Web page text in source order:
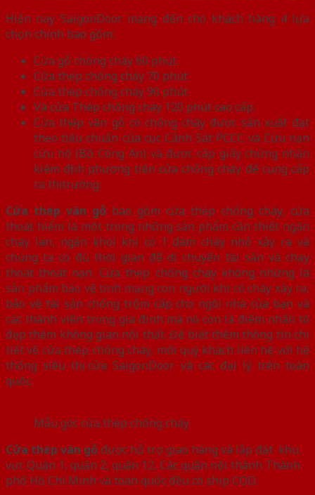
Hiện nay SaigonDoor mang đến cho khách hàng 4 lựa
chọn chính bao gồm:
Cửa gỗ chống cháy 60 phút.
Cửa thép chống cháy 70 phút
Cửa thép chống cháy 90 phút
Và cửa Thép chống cháy 120 phút cao cấp.
Cửa thép vân gỗ có chống cháy được sản xuất đạt
theo tiêu chuẩn của cục Cảnh Sát PCCC và Cứu nạn
cứu hộ (Bộ Công An) và được cấp giấy chứng nhận
kiểm định phương tiện cửa chống cháy để cung cấp
ra thị trường.
Cửa thép vân gỗ bao gồm cửa thép chống cháy, cửa
thoát hiểm là một trong những sản phẩm cần thiết ngăn
cháy lan, ngăn khói khi có 1 đám cháy nhỏ xảy ra và
chúng ta có đủ thời gian để di chuyển tài sản và chạy
thoát thoát nạn. Cửa thép chống cháy không những là
sản phẩm bảo vệ tính mạng con người khi có cháy xảy ra,
bảo vệ tài sản chống trộm cấp cho ngôi nhà của bạn và
các thành viên trong gia đình mà nó còn là điểm nhấn tô
đẹp thêm không gian nội thất. Để biết thêm thông tin chi
tiết về cửa thép chống cháy, mời quý khách liên hệ với hệ
thống siêu thị cửa SaigonDoor và các đại lý trên toàn
quốc.
Mẫu góc cửa thép chống cháy
Cửa thép vân gỗ được hỗ trợ giao hàng và lắp đặt khu
vực Quận 1, quận 2, quận 12, Các quận nội thành Thành
phố Hồ Chí Minh và toàn quốc đều có ship COD.